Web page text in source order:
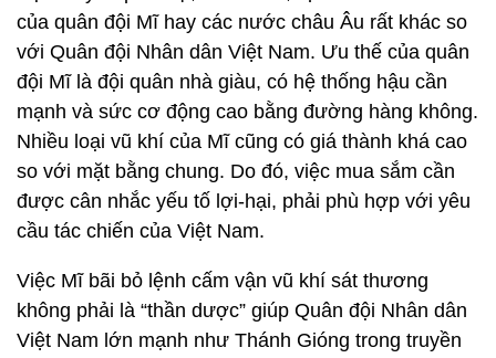
của quân đội Mĩ hay các nước châu Âu rất khác so
với Quân đội Nhân dân Việt Nam. Ưu thế của quân
đội Mĩ là đội quân nhà giàu, có hệ thống hậu cần
mạnh và sức cơ động cao bằng đường hàng không.
Nhiều loại vũ khí của Mĩ cũng có giá thành khá cao
so với mặt bằng chung. Do đó, việc mua sắm cần
được cân nhắc yếu tố lợi-hại, phải phù hợp với yêu
cầu tác chiến của Việt Nam.
Việc Mĩ bãi bỏ lệnh cấm vận vũ khí sát thương
không phải là “thần dược” giúp Quân đội Nhân dân
Việt Nam lớn mạnh như Thánh Gióng trong truyền